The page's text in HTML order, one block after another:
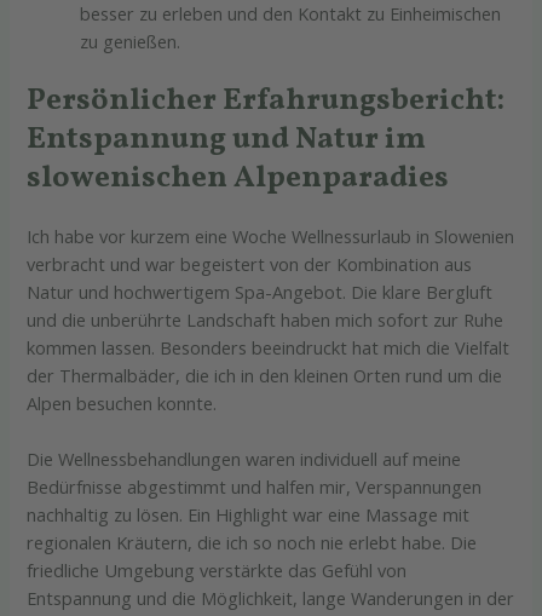
besser zu erleben und den Kontakt zu Einheimischen
zu genießen.
Persönlicher Erfahrungsbericht:
Entspannung und Natur im
slowenischen Alpenparadies
Ich habe vor kurzem eine Woche Wellnessurlaub in Slowenien
verbracht und war begeistert von der Kombination aus
Natur und hochwertigem Spa-Angebot. Die klare Bergluft
und die unberührte Landschaft haben mich sofort zur Ruhe
kommen lassen. Besonders beeindruckt hat mich die Vielfalt
der Thermalbäder, die ich in den kleinen Orten rund um die
Alpen besuchen konnte.
Die Wellnessbehandlungen waren individuell auf meine
Bedürfnisse abgestimmt und halfen mir, Verspannungen
nachhaltig zu lösen. Ein Highlight war eine Massage mit
regionalen Kräutern, die ich so noch nie erlebt habe. Die
friedliche Umgebung verstärkte das Gefühl von
Entspannung und die Möglichkeit, lange Wanderungen in der